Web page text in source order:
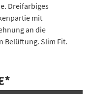
Dreifarbiges
mit
an die
Belüftung. Slim Fit.
*